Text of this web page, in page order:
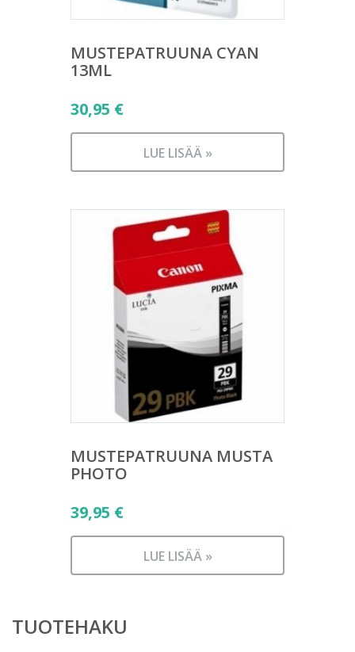
MUSTEPATRUUNA CYAN
13ML
30,95 €
LUE LISÄÄ »
MUSTEPATRUUNA MUSTA
PHOTO
39,95 €
LUE LISÄÄ »
TUOTEHAKU